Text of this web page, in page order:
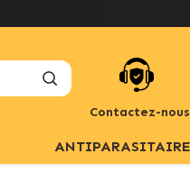
Contactez-nous